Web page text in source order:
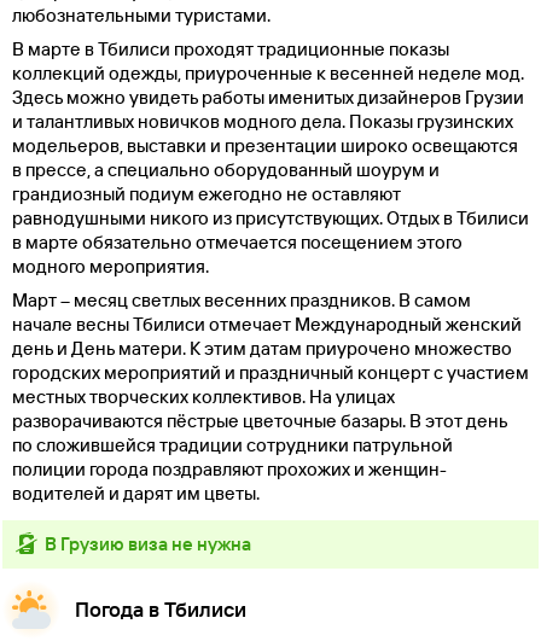
любознательными туристами.
В марте в Тбилиси проходят традиционные показы
коллекций одежды, приуроченные к весенней неделе мод.
Здесь можно увидеть работы именитых дизайнеров Грузии
и талантливых новичков модного дела. Показы грузинских
модельеров, выставки и презентации широко освещаются
в прессе, а специально оборудованный шоурум и
грандиозный подиум ежегодно не оставляют
равнодушными никого из присутствующих. Отдых в Тбилиси
в марте обязательно отмечается посещением этого
модного мероприятия.
Март – месяц светлых весенних праздников. В самом
начале весны Тбилиси отмечает Международный женский
день и День матери. К этим датам приурочено множество
городских мероприятий и праздничный концерт с участием
местных творческих коллективов. На улицах
разворачиваются пёстрые цветочные базары. В этот день
по сложившейся традиции сотрудники патрульной
полиции города поздравляют прохожих и женщин-
водителей и дарят им цветы.
в Грузию виза не нужна
Погода в Тбилиси